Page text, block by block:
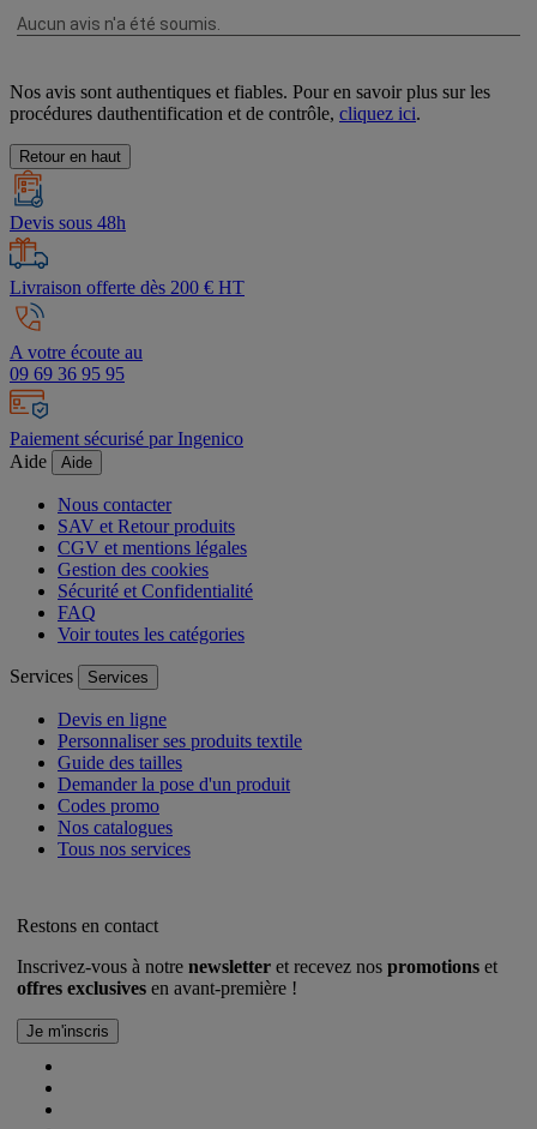
Nos avis sont authentiques et fiables. Pour en savoir plus sur les
procédures dauthentification et de contrôle, cliquez ici.
Retour en haut
Devis sous 48h
Livraison offerte dès 200 € HT
A votre écoute au
09 69 36 95 95
Paiement sécurisé par Ingenico
Aide
Aide
Nous contacter
SAV et Retour produits
CGV et mentions légales
Gestion des cookies
Sécurité et Confidentialité
FAQ
Voir toutes les catégories
Services Services
Devis en ligne
Personnaliser ses produits textile
Guide des tailles
Demander la pose d'un produit
Codes promo
Nos catalogues
Tous nos services
Restons en contact
Inscrivez-vous à notre newsletter et recevez nos promotions et
offres exclusives en avant-première !